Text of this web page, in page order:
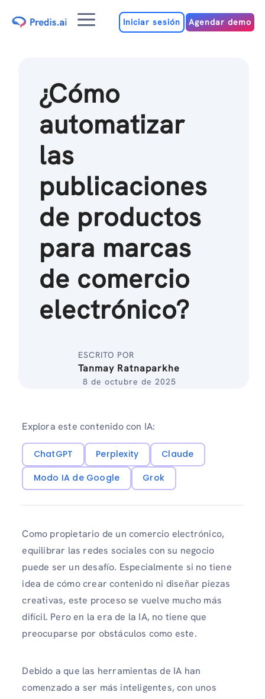
MenúIniciar sesión Agendar demo
¿Cómo
automatizar
las
publicaciones
de productos
para marcas
de comercio
electrónico?
ESCRITO POR
Tanmay Ratnaparkhe
8 de octubre de 2025
Explora este contenido con IA:
ChatGPT Perplexity
Claude
Modo IA de Google
Grok
Como propietario de un comercio electrónico,
equilibrar las redes sociales con su negocio
puede ser un desafío. Especialmente si no tiene
idea de cómo crear contenido ni diseñar piezas
creativas, este proceso se vuelve mucho más
difícil. Pero en la era de la IA, no tiene que
preocuparse por obstáculos como este.
Debido a que las herramientas de IA han
comenzado a ser más inteligentes, con unos